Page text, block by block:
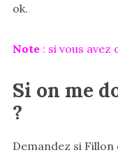
ok.
Note: si vous avez
Si on me
?
Demandez si Fillon